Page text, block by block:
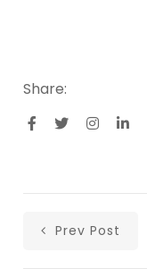
Share:
Prev Post